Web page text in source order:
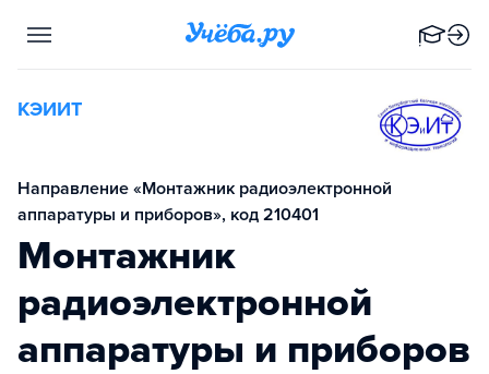
КЭИИТ
Направление «Монтажник радиоэлектронной
аппаратуры и приборов», код 210401
Монтажник
радиоэлектронной
аппаратуры и приборов